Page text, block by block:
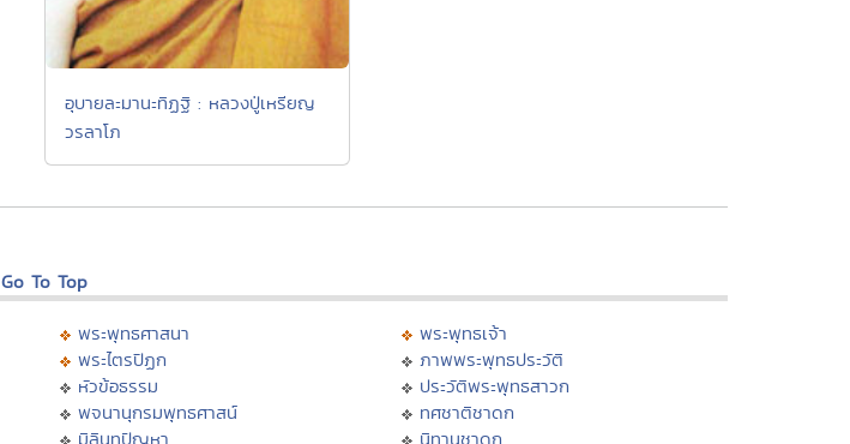
อุบายละมานะทิฏฐิ : หลวงปู่เหรียญ
วรลาโภ
Go To Top
พระพุทธศาสนา
พระไตรปิฏก
หัวข้อธรรม
พจนานุกรมพุทธศาสน์
มิลินทปัญหา
พระพุทธเจ้า
ภาพพระพุทธประวัติ
ประวัติพระพุทธสาวก
ทศชาติชาดก
นิทานชาดก